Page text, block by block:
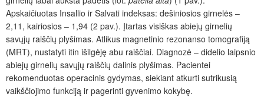
Apskaičiuotas Insallio ir Salvati indeksas: dešiniosios girnelės ‒
2,11, kairiosios ‒ 1,94 (2 pav.). Įtartas visiškas abiejų girnelių
savųjų raiščių plyšimas. Atlikus magnetinio rezonanso tomografiją
(MRT), nustatyti itin išilgėję abu raiščiai. Diagnozė ‒ didelio laipsnio
abiejų girnelių savųjų raiščių dalinis plyšimas. Pacientei
rekomenduotas operacinis gydymas, siekiant atkurti sutrikusią
vaikščiojimo funkciją ir pagerinti gyvenimo kokybę.